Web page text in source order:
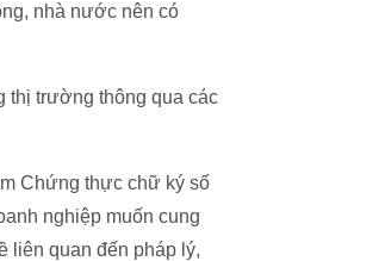
nhà nước nên có
thị trường thông qua các
Chứng thực chữ ký số
nghiệp muốn cung
liên quan đến pháp lý,